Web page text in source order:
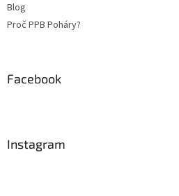
Blog
Proč PPB Poháry?
Facebook
Instagram